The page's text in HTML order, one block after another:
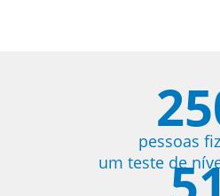
pessoas
um teste de